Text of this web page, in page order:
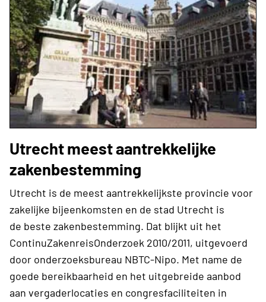
Utrecht meest aantrekkelijke
zakenbestemming
Utrecht is de meest aantrekkelijkste provincie voor
zakelijke bijeenkomsten en de stad Utrecht is
de beste zakenbestemming. Dat blijkt uit het
ContinuZakenreisOnderzoek 2010/2011, uitgevoerd
door onderzoeksbureau NBTC-Nipo. Met name de
goede bereikbaarheid en het uitgebreide aanbod
aan vergaderlocaties en congresfaciliteiten in